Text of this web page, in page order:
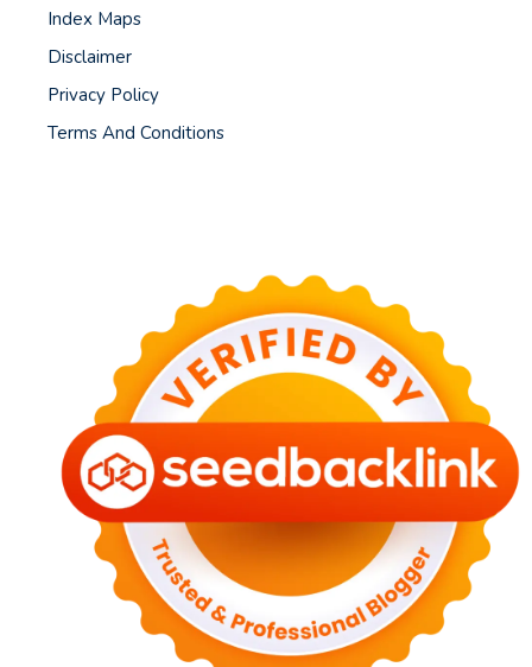
Index Maps
Disclaimer
Privacy Policy
Terms And Conditions